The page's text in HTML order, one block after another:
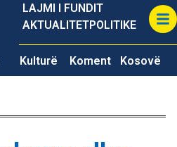
LAJMI I FUNDIT
AKTUALITETPOLITIKE
Kulturë Koment Kosovë